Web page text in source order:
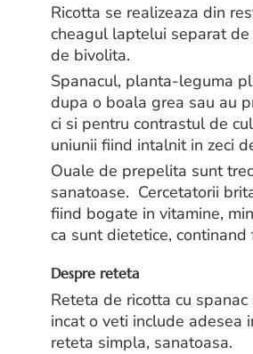
Ricotta se realizeaza din
cheagul laptelui separat
de bivolita.
Spanacul, planta-leguma
dupa o boala grea sau au
ci si pentru contrastul de
uniunii fiind intalnit in zeci
Ouale de prepelita sunt
sanatoase. Cercetatorii
fiind bogate in vitamine,
ca sunt dietetice,
Despre reteta
Reteta de ricotta cu
incat o veti include adesea
reteta simpla, sanatoasa.